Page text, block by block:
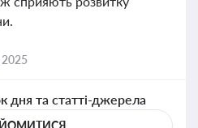
2025
дня та статті-джерела